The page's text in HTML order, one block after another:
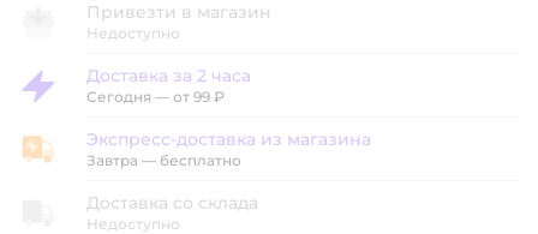
Привезти в магазин
Недоступно
Доставка за 2 часа
Доставка за 2 часа
Сегодня — от 99 ₽
Экспресс-доставка из магазина
Экспресс-доставка из магазина
Завтра — бесплатно
Доставка со склада
Недоступно